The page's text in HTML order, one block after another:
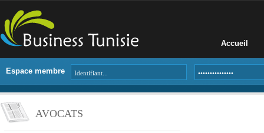
Accueil
Espace membre
AVOCATS